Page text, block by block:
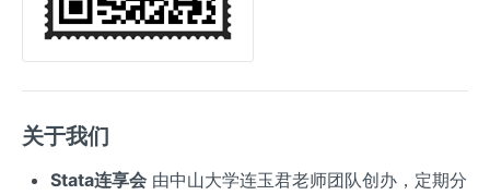
关于我们
Stata连享会由中山大学连玉君老师团队创办，定期分